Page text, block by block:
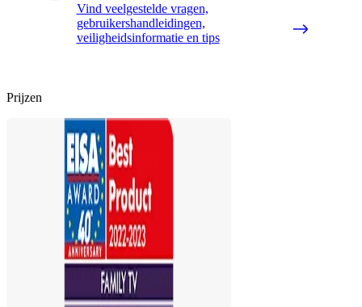
Vind veelgestelde vragen,
gebruikershandleidingen,
veiligheidsinformatie en tips
Prijzen